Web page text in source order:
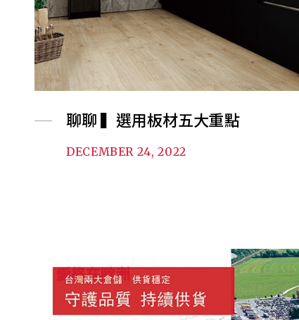
聊聊 ▍選用板材五大重點
DECEMBER 24, 2022